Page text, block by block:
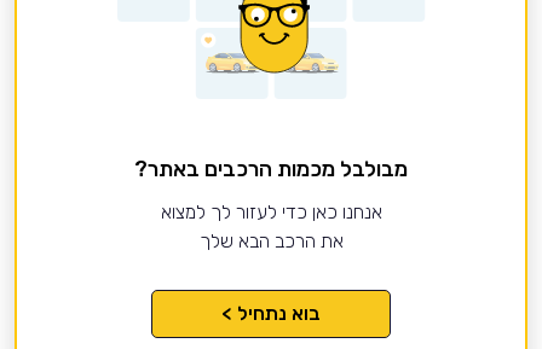
מבולבל מכמות הרכבים באתר?
אנחנו כאן כדי לעזור לך למצוא
את הרכב הבא שלך
בוא נתחיל >